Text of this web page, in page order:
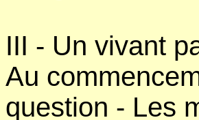
III - Un vivant
Au
question - Les